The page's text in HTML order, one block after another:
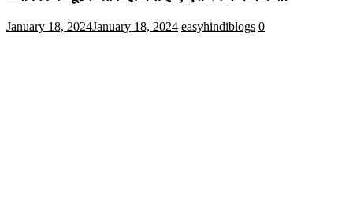
January 18, 2024January 18, 2024 easyhindiblogs 0